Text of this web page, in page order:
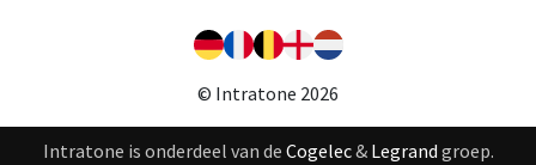
© Intratone 2026
Intratone is onderdeel van de Cogelec& Legrand groep.